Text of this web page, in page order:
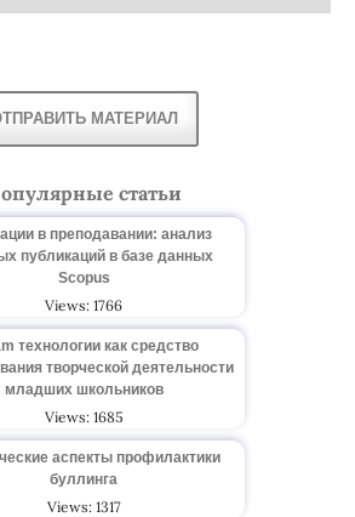
МАТЕРИАЛ
статьи
в преподавании: анализ
публикаций в базе данных
Scopus
Views: 1766
технологии как средство
творческой деятельности
младших школьников
Views: 1685
аспекты профилактики
буллинга
Views: 1317